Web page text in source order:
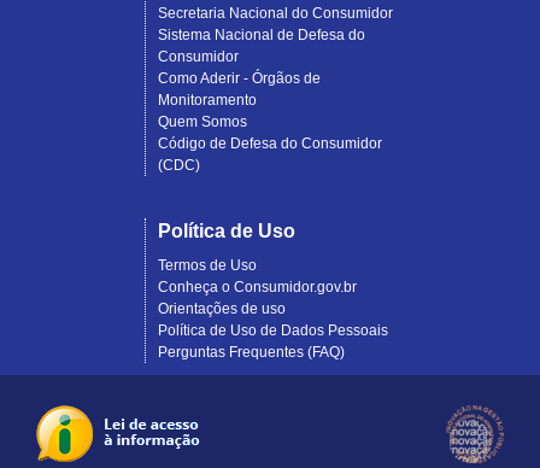
Secretaria Nacional do Consumidor
Sistema Nacional de Defesa do
Consumidor
Como Aderir - Órgãos de
Monitoramento
Quem Somos
Código de Defesa do Consumidor
(CDC)
Política de Uso
Termos de Uso
Conheça o Consumidor.gov.br
Orientações de uso
Política de Uso de Dados Pessoais
Perguntas Frequentes (FAQ)